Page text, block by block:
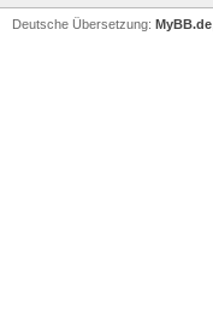
Deutsche Übersetzung: MyBB.de